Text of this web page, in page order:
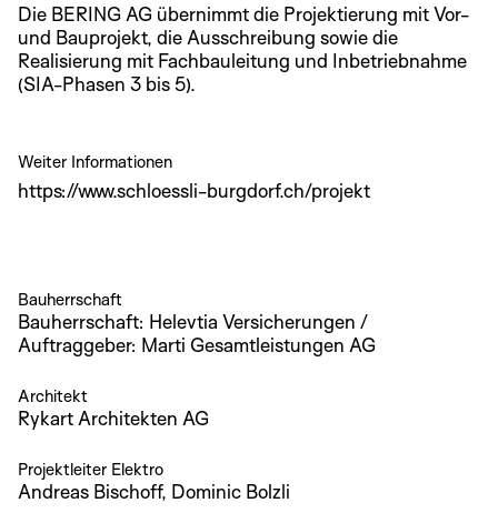
Die BERING AG übernimmt die Projektierung mit Vor-
und Bauprojekt, die Ausschreibung sowie die
Realisierung mit Fachbauleitung und Inbetriebnahme
(SIA-Phasen 3 bis 5).
Weiter Informationen
https://www.schloessli-burgdorf.ch/projekt
Bauherrschaft
Bauherrschaft: Helevtia Versicherungen /
Auftraggeber: Marti Gesamtleistungen AG
Architekt
Rykart Architekten AG
Projektleiter Elektro
Andreas Bischoff, Dominic Bolzli